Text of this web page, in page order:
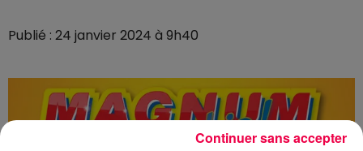
Publié : 24 janvier 2024 à 9h40
Continuer sans accepter